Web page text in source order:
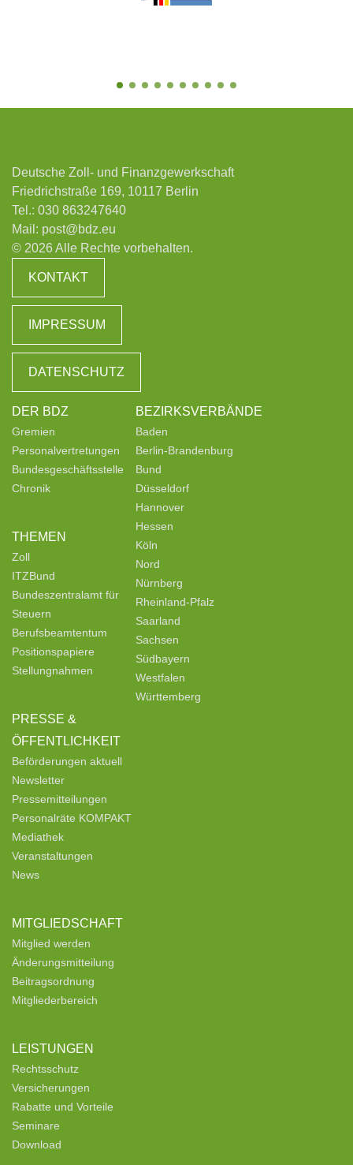
Deutsche Zoll- und Finanzgewerkschaft
Friedrichstraße 169, 10117 Berlin
Tel.: 030 863247640
Mail: post@bdz.eu
© 2026 Alle Rechte vorbehalten.
KONTAKT
IMPRESSUM
DATENSCHUTZ
DER BDZ
Gremien
Personalvertretungen
Bundesgeschäftsstelle
Chronik
THEMEN
Zoll
ITZBund
Bundeszentralamt für
Steuern
Berufsbeamtentum
Positionspapiere
Stellungnahmen
PRESSE &
ÖFFENTLICHKEIT
Beförderungen aktuell
Newsletter
Pressemitteilungen
Personalräte KOMPAKT
Mediathek
Veranstaltungen
News
MITGLIEDSCHAFT
Mitglied werden
Änderungsmitteilung
Beitragsordnung
Mitgliederbereich
LEISTUNGEN
Rechtsschutz
Versicherungen
Rabatte und Vorteile
Seminare
Download
BEZIRKSVERBÄNDE
Baden
Berlin-Brandenburg
Bund
Düsseldorf
Hannover
Hessen
Köln
Nord
Nürnberg
Rheinland-Pfalz
Saarland
Sachsen
Südbayern
Westfalen
Württemberg